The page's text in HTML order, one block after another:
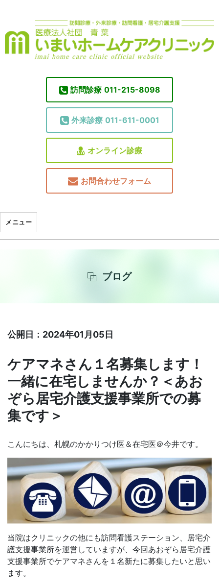
訪問診療 011-215-8098
外来診療 011-611-0001
オンライン診療
お問合わせフォーム
メニュー
ブログ
公開日：2024年01月05日
ケアマネさん１名募集します！
一緒に在宅しませんか？＜あお
ぞら居宅介護支援事業所での募
集です＞
こんにちは、札幌のかかりつけ医＆在宅医＠今井です。
当院はクリニックの他にも訪問看護ステーション、居宅介
護支援事業所を運営していますが、今回あおぞら居宅介護
支援事業所でケアマネさんを１名新たに募集したいと思い
ます。